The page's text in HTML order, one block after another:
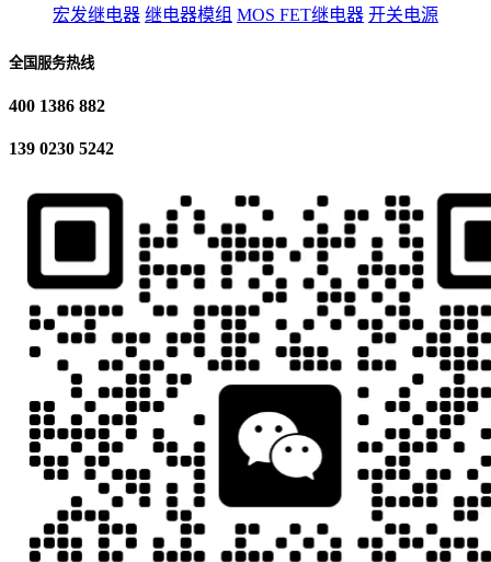
宏发继电器 继电器模组 MOS FET继电器 开关电源
全国服务热线
400 1386 882
139 0230 5242